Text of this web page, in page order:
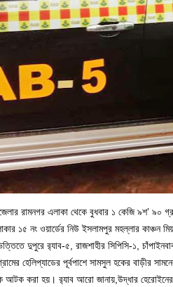
রামনগর এলাকা থেকে বুধবার ১ কেজি ৯শ’
১৫ নং ওয়ার্ডের নিউ ইসলামপুর মহল্লার কাঞ্চন
দুপুরে র‌্যাব-৫, রাজশাহীর সিপিসি-১,
হেলিপ্যাডের পূর্বপাশে সামসুল হকের বাড়ীর
আটক করা হয়। র‌্যাব আরো জানায়,উদ্ধার